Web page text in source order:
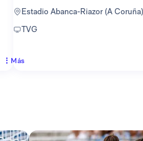
Estadio Abanca-Riazor (A Coruña)
TVG
Más